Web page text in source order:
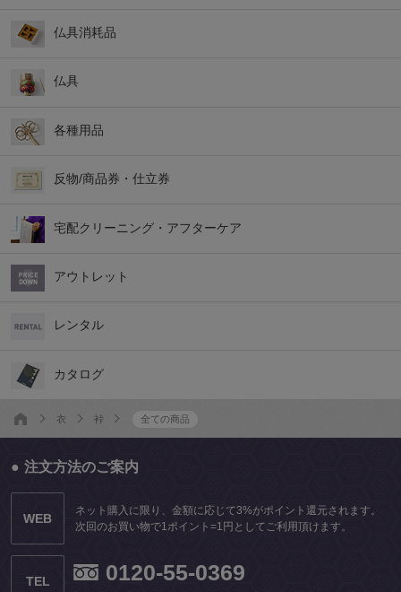
仏具消耗品
仏具
各種用品
反物/商品券・仕立券
宅配クリーニング・アフターケア
アウトレット
レンタル
カタログ
衣 裃 全ての商品
注文方法のご案内
WEB
ネット購入に限り、金額に応じて3%がポイント還元されます。
次回のお買い物で1ポイント=1円としてご利用頂けます。
TEL 0120-55-0369